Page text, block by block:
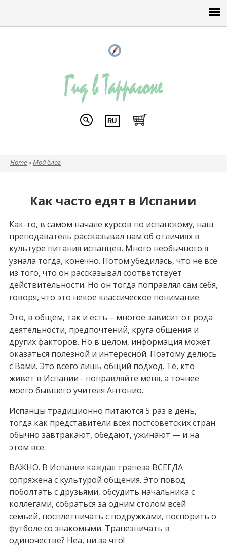
Home»Мой блог
Как часто едят в Испании
Как-то, в самом начале курсов по испанскому, наш
преподаватель рассказывал нам об отличиях в
культуре питания испанцев. Много необычного я
узнала тогда, конечно. Потом убедилась, что не все
из того, что он рассказывал соответствует
действительности. Но он тогда поправлял сам себя,
говоря, что это некое классическое понимание.
Это, в общем, так и есть – многое зависит от рода
деятельности, предпочтений, круга общения и
других факторов. Но в целом, информация может
оказаться полезной и интересной. Поэтому делюсь
с Вами. Это всего лишь общий подход. Те, кто
живет в Испании - поправляйте меня, а точнее
моего бывшего учителя Антонио.
Испанцы традиционно питаются 5 раз в день,
тогда как представители всех постсоветских стран
обычно завтракают, обедают, ужинают — и на
этом все.
ВАЖНО. В Испании каждая трапеза ВСЕГДА
сопряжена с культурой общения. Это повод
поболтать с друзьями, обсудить начальника с
коллегами, собраться за одним столом всей
семьей, посплетничать с подружками, поспорить о
футболе со знакомыми. Трапезничать в
одиночестве? Неа, ни за что!